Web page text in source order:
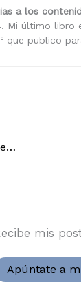
a los
Mi último libro
que publico
[Contenidos] Cómo vender marketing de contenidos en España, desde Barcelona
mis
Apúntate a